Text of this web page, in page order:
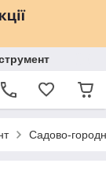
Садово-